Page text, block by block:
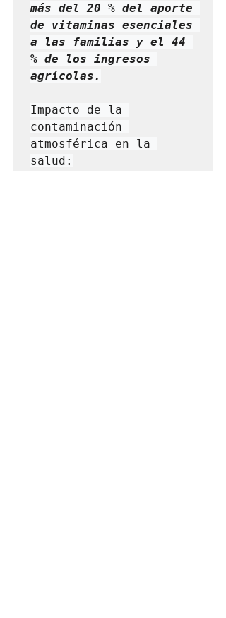
más del 20 % del aporte
de vitaminas esenciales
a las familias y el 44
% de los ingresos
Impacto de la
contaminación
atmosférica en la